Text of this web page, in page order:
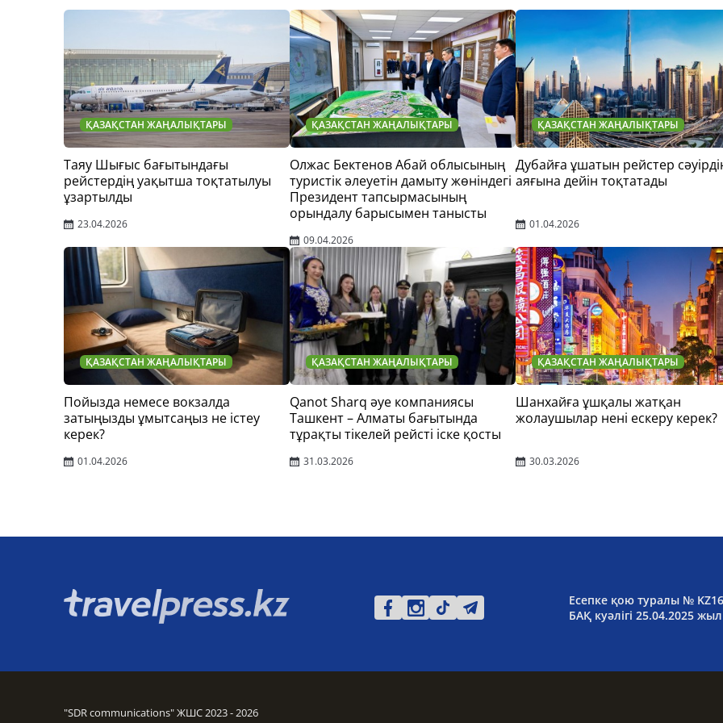
ҚАЗАҚСТАН ЖАҢАЛЫҚТАРЫ
Таяу Шығыс бағытындағы
рейстердің уақытша тоқтатылуы
ұзартылды
23.04.2026
ҚАЗАҚСТАН ЖАҢАЛЫҚТАРЫ
Олжас Бектенов Абай облысының
туристік әлеуетін дамыту жөніндегі
Президент тапсырмасының
орындалу барысымен танысты
09.04.2026
ҚАЗАҚСТАН ЖАҢАЛЫҚТАРЫ
Дубайға ұшатын рейстер
аяғына дейін тоқтатады
01.04.2026
ҚАЗАҚСТАН ЖАҢАЛЫҚТАРЫ
Пойызда немесе вокзалда
затыңызды ұмытсаңыз не істеу
керек?
01.04.2026
ҚАЗАҚСТАН ЖАҢАЛЫҚТАРЫ
Qanot Sharq әуе компаниясы
Ташкент – Алматы бағытында
тұрақты тікелей рейсті іске қосты
31.03.2026
ҚАЗАҚСТАН ЖАҢАЛЫҚТАРЫ
Шанхайға ұшқалы жатқан
жолаушылар нені ескеру керек?
30.03.2026
Есепке қою туралы №
БАҚ куәлігі 25.04.2025
"SDR communications" ЖШС 2023 - 2026